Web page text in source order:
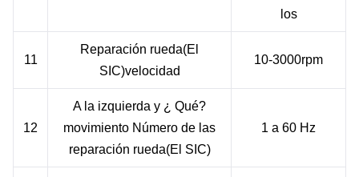
los
11
Reparación rueda(El
SIC)velocidad
10-3000rpm
12
A la izquierda y ¿ Qué?
movimiento Número de las
reparación rueda(El SIC)
1 a 60 Hz